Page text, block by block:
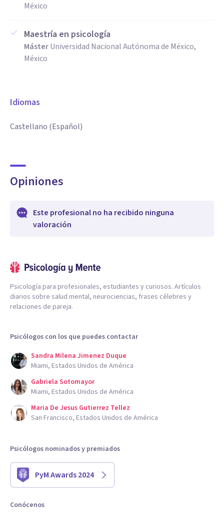
México
Maestría en psicología
MásterUniversidad Nacional Autónoma de México,
México
Idiomas
Castellano (Español)
Opiniones
Este profesional no ha recibido ninguna
valoración
Psicología para profesionales, estudiantes y curiosos. Artículos
diarios sobre salud mental, neurociencias, frases célebres y
relaciones de pareja.
Psicólogos con los que puedes contactar
Sandra Milena Jimenez Duque
Miami, Estados Unidos de América
Gabriela Sotomayor
Miami, Estados Unidos de América
Maria De Jesus Gutierrez Tellez
San Francisco, Estados Unidos de América
Psicólogos nominados y premiados
PyM Awards 2024
Conócenos